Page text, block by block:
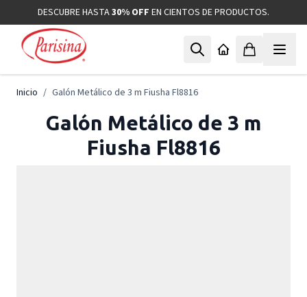
Ir al contenidoDESCUBRE HASTA30% OFF EN CIENTOS DE PRODUCTOS.
Inicio / Galón Metálico de 3 m Fiusha Fl8816
Galón Metálico de 3 m
Fiusha Fl8816